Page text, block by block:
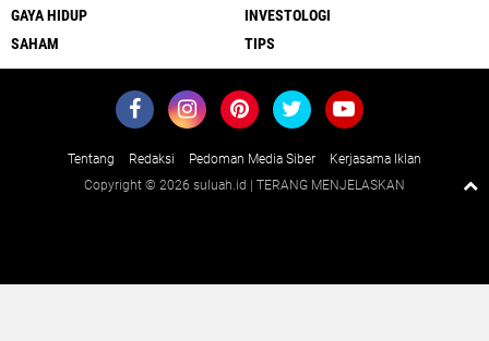
GAYA HIDUP
INVESTOLOGI
SAHAM
TIPS
Tentang Redaksi Pedoman Media Siber
Kerjasama Iklan
Copyright © 2026 suluah.id | TERANG MENJELASKAN